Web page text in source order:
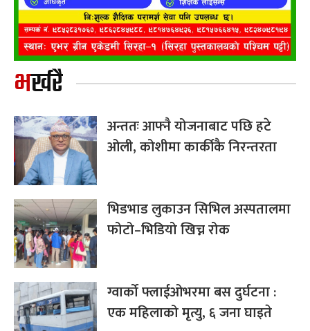
भर्खरै
अन्ततः आफ्नै योजनाबाट पछि हटे
ओली, कोशीमा कार्कीकै निरन्तरता
भिडभाड लुकाउन सिभिल अस्पतालमा
फोटो–भिडियो खिच्न रोक
ग्वार्को फ्लाईओभरमा बस दुर्घटना :
एक महिलाको मृत्यु, ६ जना घाइते